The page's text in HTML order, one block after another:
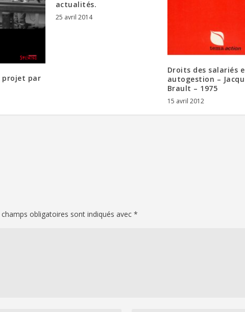
projet par
actualités.
25 avril 2014
Droits des salariés
autogestion –
Brault – 1975
15 avril 2012
champs obligatoires sont indiqués avec*